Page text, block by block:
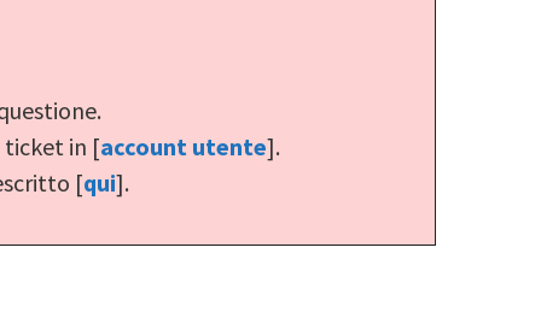
ticket in [account utente].
[qui].